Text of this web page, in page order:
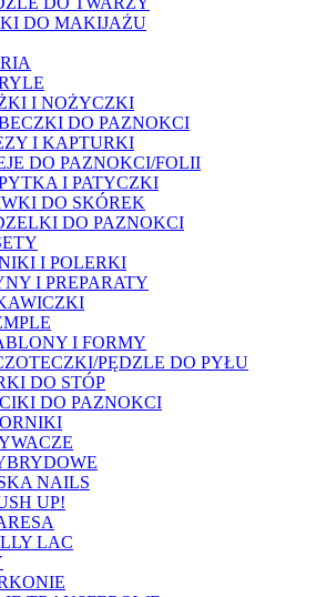
DO MAKIJAŻU
I NOŻYCZKI
DO PAZNOKCI
I KAPTURKI
DO PAZNOKCI/FOLII
I PATYCZKI
DO SKÓREK
DO PAZNOKCI
I POLERKI
I PREPARATY
I FORMY
PĘDZLE DO PYŁU
DO STÓP
DO PAZNOKCI
NAILS
UP!
LAC